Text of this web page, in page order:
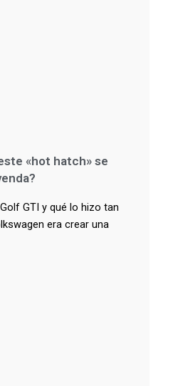
«hot hatch» se
GTI y qué lo hizo tan
era crear una